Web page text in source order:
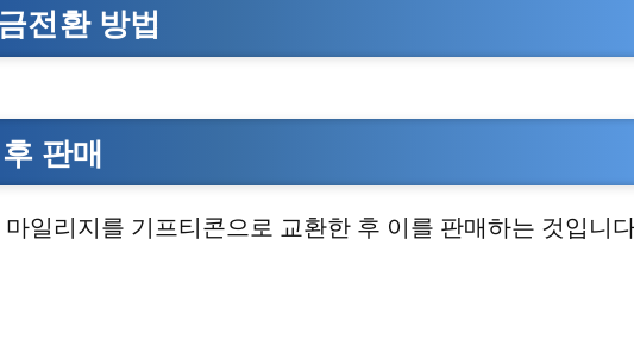
전환 방법
판매
일리지를 기프티콘으로 교환한 후 이를 판매하는 것입니